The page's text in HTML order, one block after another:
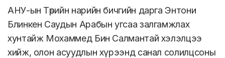
АНУ-ын Төрийн нарийн бичгийн дарга Энтони
Блинкен Саудын Арабын угсаа залгамжлах
хунтайж Мохаммед Бин Салмантай хэлэлцээ
хийж, олон асуудлын хүрээнд санал солилцсоны